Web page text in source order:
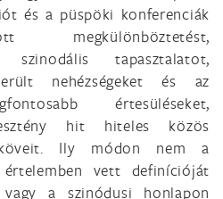
és a püspöki konferenciák
megkülönböztetést,
szinodális tapasztalatot,
nehézségeket és az
értesüléseket,
hit hiteles közös
Ily módon nem a
vett definícióját
a szinódusi honlapon